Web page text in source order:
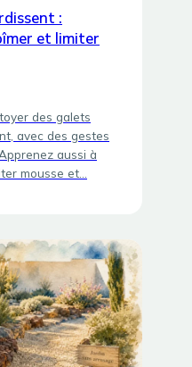
:
et limiter
des galets
avec des gestes
aussi à
mousse et…